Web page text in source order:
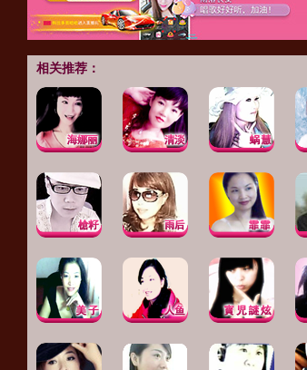
相关推荐：